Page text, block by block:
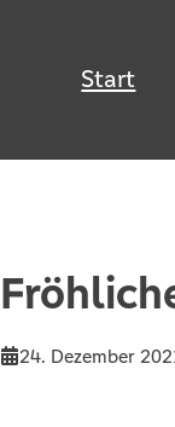
Start
24. Dezember